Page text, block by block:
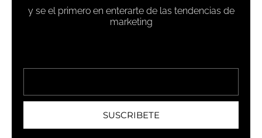
y se el primero en enterarte de las tendencias de
marketing
SUSCRIBETE